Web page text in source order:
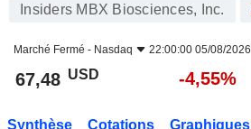
Insiders MBX Biosciences, Inc.
Marché Fermé - Nasdaq 22:00:00 05/08/2026
67,48 USD -4,55%
Synthèse Cotations Graphiques